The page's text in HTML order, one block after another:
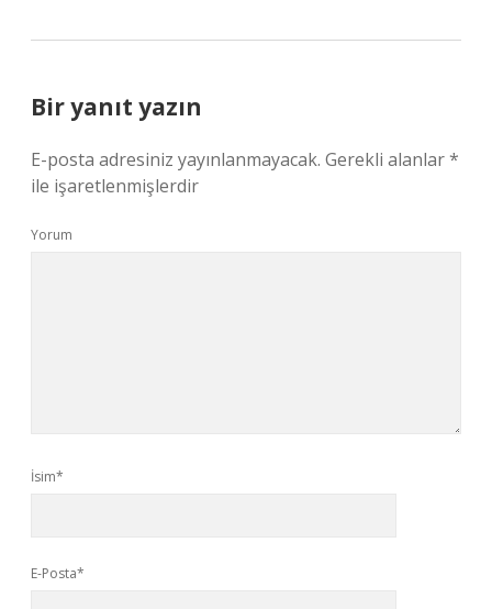
Bir yanıt yazın
E-posta adresiniz yayınlanmayacak. Gerekli alanlar*
ile işaretlenmişlerdir
Yorum
İsim*
E-Posta*